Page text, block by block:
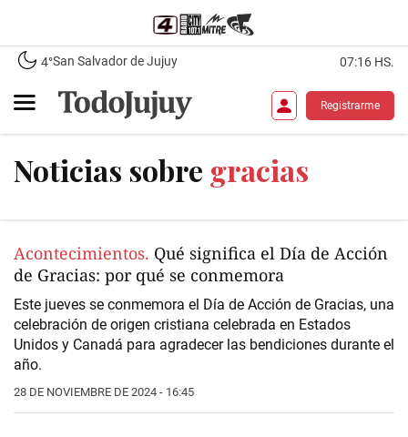
4°San Salvador de Jujuy 07:16 HS.
Registrarme
Noticias sobre gracias
Acontecimientos. Qué significa el Día de Acción
de Gracias: por qué se conmemora
Este jueves se conmemora el Día de Acción de Gracias, una
celebración de origen cristiana celebrada en Estados
Unidos y Canadá para agradecer las bendiciones durante el
año.
28 DE NOVIEMBRE DE 2024 - 16:45